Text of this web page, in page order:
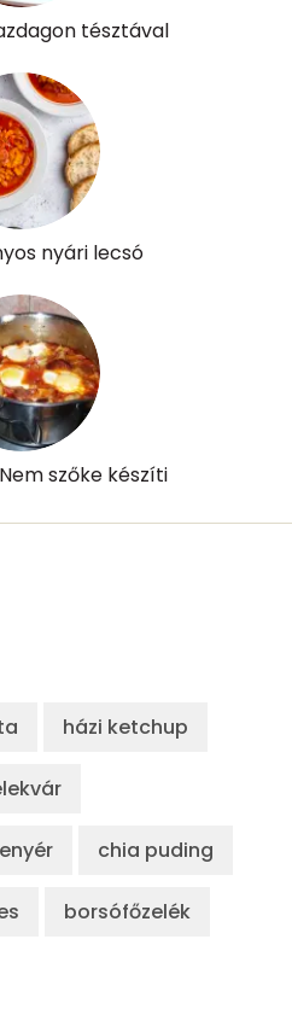
tésztával
nyári lecsó
szőke készíti
házi ketchup
chia puding
borsófőzelék